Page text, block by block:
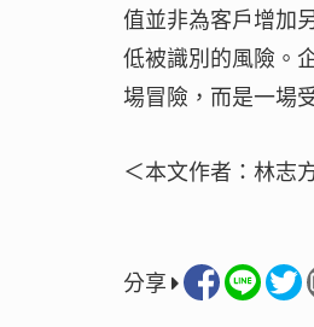
值並非為客戶增加
低被識別的風險。
場冒險，而是一場
＜本文作者：林志
分享